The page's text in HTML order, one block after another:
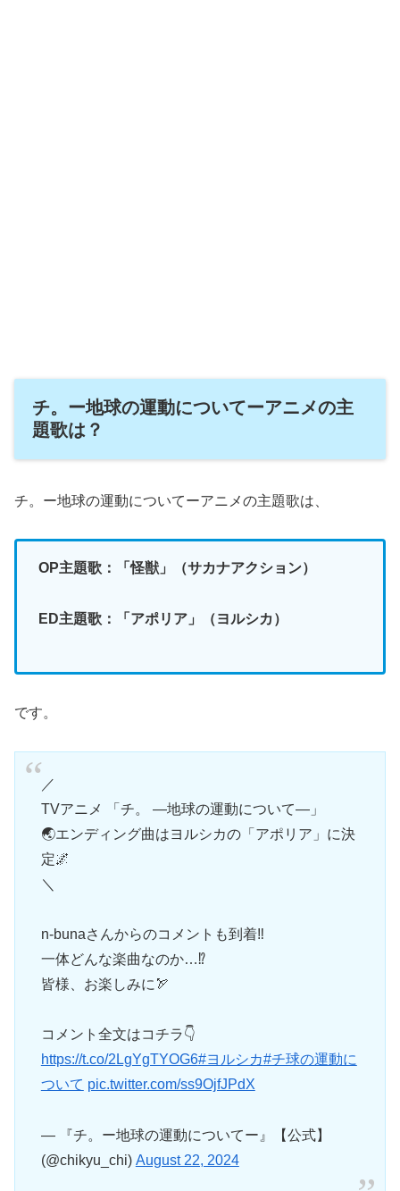
チ。ー地球の運動についてーアニメの主
題歌は？
チ。ー地球の運動についてーアニメの主題歌は、
OP主題歌：「怪獣」（サカナアクション）
ED主題歌：「アポリア」（ヨルシカ）
です。
／
TVアニメ 「チ。 ―地球の運動について―」
🌏エンディング曲はヨルシカの「アポリア」に決
定🌌
＼
n-bunaさんからのコメントも到着‼
一体どんな楽曲なのか…⁉
皆様、お楽しみに🏹
コメント全文はコチラ👇
https://t.co/2LgYgTYOG6#ヨルシカ#チ球の運動に
ついて pic.twitter.com/ss9OjfJPdX
— 『チ。ー地球の運動についてー』【公式】
(@chikyu_chi) August 22, 2024